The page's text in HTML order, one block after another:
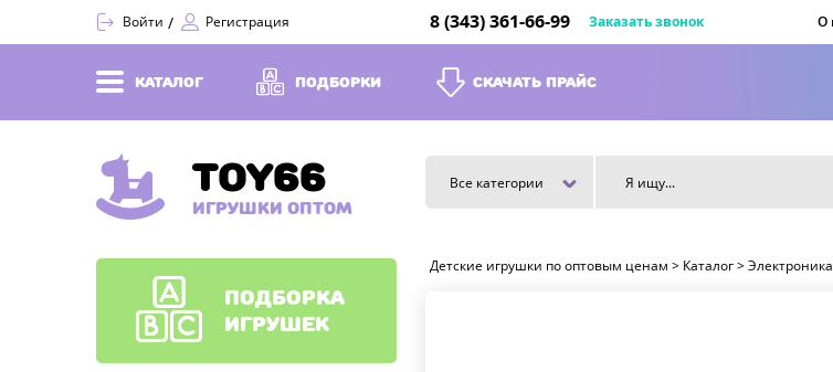
Войти Регистрация 8 (343) 361-66-99 Заказать звонок О
КАТАЛОГ ПОДБОРКИ СКАЧАТЬ ПРАЙС
TOY66
ИГРУШКИ ОПТОМ
Все категории
Детские игрушки по оптовым ценам > Каталог > Электроника
ПОДБОРКА
ИГРУШЕК